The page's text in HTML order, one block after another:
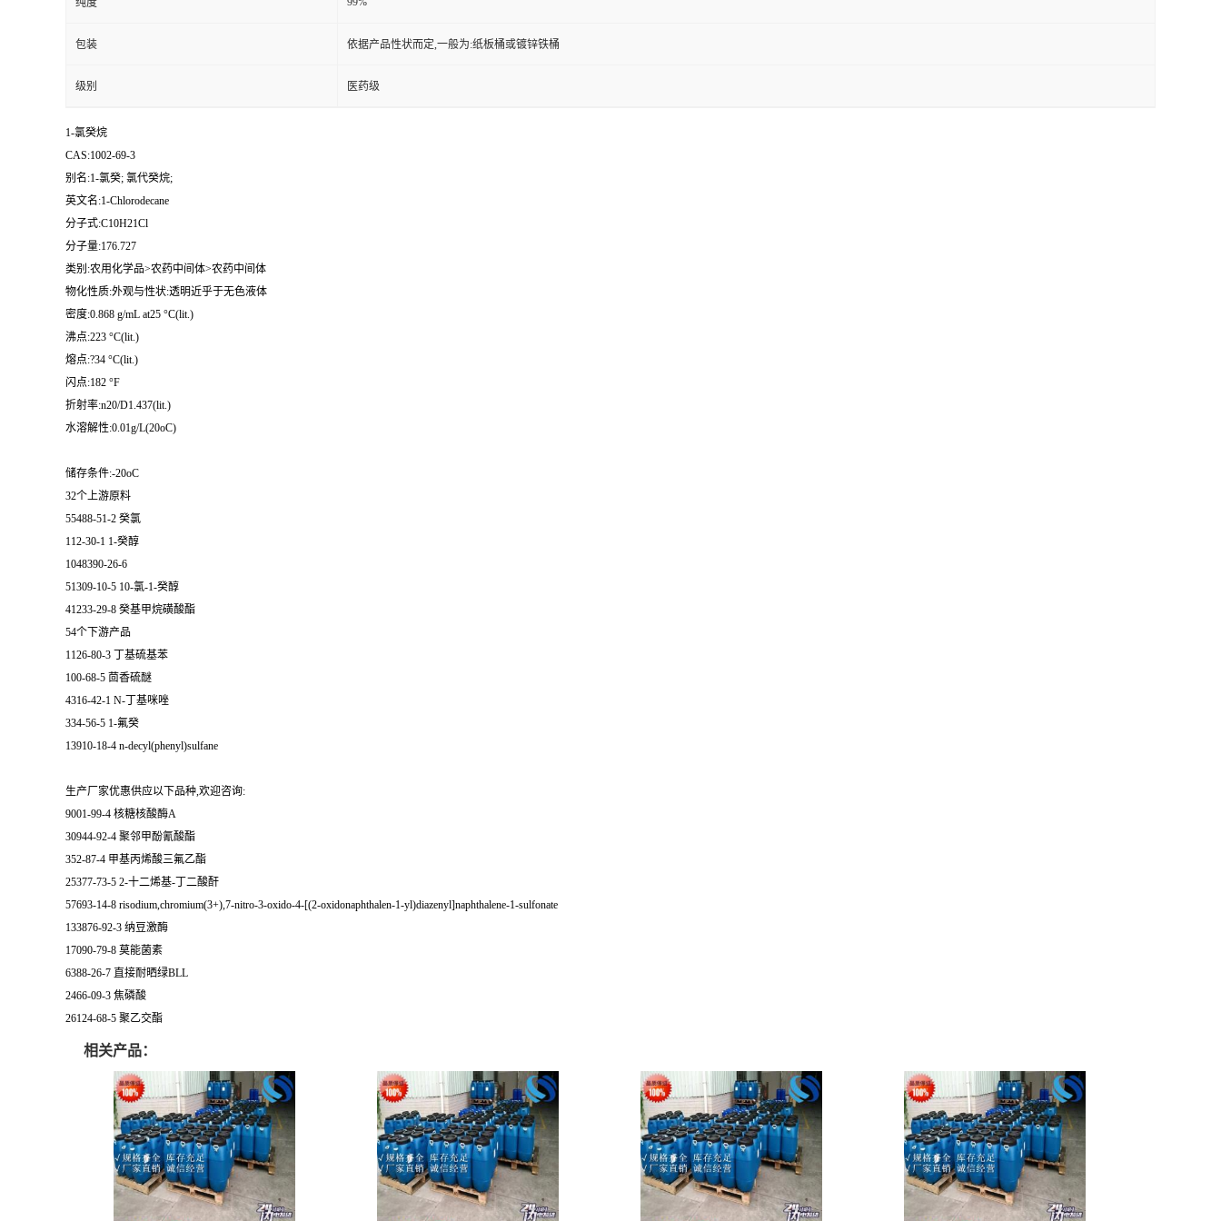
纯度
包装 依据产品性状而定,一般为:纸板桶或镀锌铁桶
级别 医药级
1-氯癸烷
CAS:1002-69-3
别名:1-氯癸; 氯代癸烷;
英文名:1-Chlorodecane
分子式:C10H21Cl
分子量:176.727
类别:农用化学品>农药中间体>农药中间体
物化性质:外观与性状:透明近乎于无色液体
密度:0.868 g/mL at25 °C(lit.)
沸点:223 °C(lit.)
熔点:?34 °C(lit.)
闪点:182 °F
折射率:n20/D1.437(lit.)
水溶解性:0.01g/L(20oC)
储存条件:-20oC
32个上游原料
55488-51-2 癸氯
112-30-1 1-癸醇
1048390-26-6
51309-10-5 10-氯-1-癸醇
41233-29-8 癸基甲烷磺酸酯
54个下游产品
1126-80-3 丁基硫基苯
100-68-5 茴香硫醚
4316-42-1 N-丁基咪唑
334-56-5 1-氟癸
13910-18-4 n-decyl(phenyl)sulfane
生产厂家优惠供应以下品种,欢迎咨询:
9001-99-4 核糖核酸酶A
30944-92-4 聚邻甲酚氰酸酯
352-87-4 甲基丙烯酸三氟乙酯
25377-73-5 2-十二烯基-丁二酸酐
57693-14-8 risodium,chromium(3+),7-nitro-3-oxido-4-[(2-oxidonaphthalen-1-yl)diazenyl]naphthalene-1-sulfonate
133876-92-3 纳豆激酶
17090-79-8 莫能菌素
6388-26-7 直接耐晒绿BLL
2466-09-3 焦磷酸
26124-68-5 聚乙交酯
相关产品：